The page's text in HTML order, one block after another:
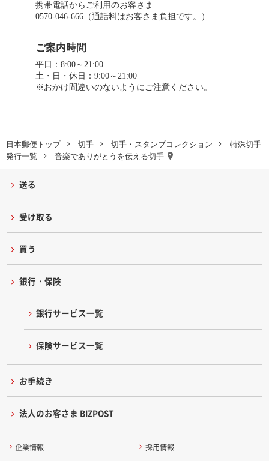
日本郵便トップ 切手 切手・スタンプコレクション
特殊切手
発行一覧
音楽でありがとうを伝える切手
携帯電話からご利用のお客さま
0570-046-666（通話料はお客さま負担です。）
ご案内時間
平日：8:00～21:00
土・日・休日：9:00～21:00
※おかけ間違いのないようにご注意ください。
送る
受け取る
買う
銀行・保険
銀行サービス一覧
保険サービス一覧
お手続き
法人のお客さま BIZPOST
企業情報 採用情報